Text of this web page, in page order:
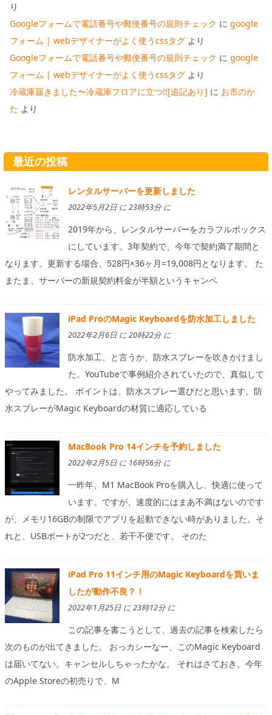
り
Googleフォームで電話番号や郵便番号の規則チェック に google
フォーム | webデザイナーがよく使うcssタグ より
Googleフォームで電話番号や郵便番号の規則チェック に google
フォーム | webデザイナーがよく使うcssタグ より
冷蔵庫届きました〜冷蔵庫フロアに立つ!![追記あり] に お市のか
た より
最近の投稿
レンタルサーバーを更新しました
2022年5月2日 に 23時53分 に
2019年から、レンタルサーバーをカラフルボックス
にしています。3年契約で、今年で契約満了期間と
なります。更新する場合、528円×36ヶ月=19,008円となります。 た
またま、サーバーの新規契約料金が半額というキャンペ
iPad ProのMagic Keyboardを防水加工しました
2022年2月6日 に 20時22分 に
防水加工、と言うか、防水スプレーを吹きかけまし
た。YouTubeで事例紹介されていたので、真似して
やってみました。 ポイントは、防水スプレー選びだと思います。防
水スプレーがMagic Keyboardの材質に適応している
MacBook Pro 14インチを予約しました
2022年2月5日 に 16時56分 に
一昨年、M1 MacBook Proを購入し、快適に使って
います。ですが、速度的にはまあ不満はないのです
が、メモリ16GBの制限でアプリを起動できない時がありました。そ
れと、USBポートが2つだと、若干不便です。 そのた
iPad Pro 11インチ用のMagic Keyboardを買いま
したが動作不良？！
2022年1月25日 に 23時12分 に
この記事を書こうとして、過去の記事を検索したら
次のものが出てきました。 おっカシーなー、このMagic Keyboard
は届いてない。キャンセルしちゃったかな。 それはさておき、今年
のApple Storeの初売りで、M